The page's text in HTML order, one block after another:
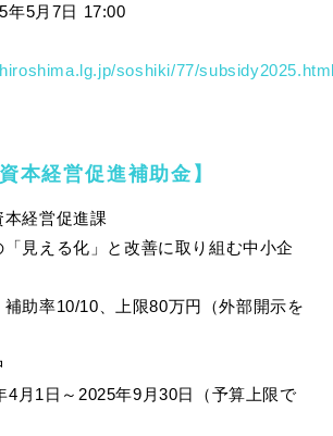
年5月7日 17:00
soshiki/77/
本経営促進補助金】
本経営促進課
見える化」と改善に取り組む中小企
助率10/10、上限80万円（外部開示を
4月1日～2025年9月30日（予算上限で